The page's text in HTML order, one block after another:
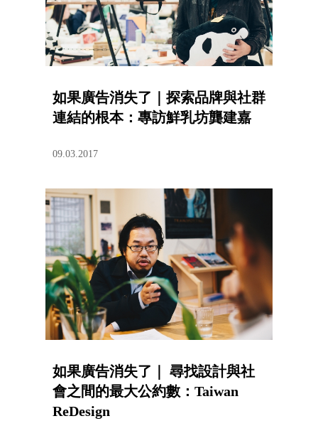
如果廣告消失了｜探索品牌與社群
連結的根本：專訪鮮乳坊龔建嘉
09.03.2017
如果廣告消失了｜ 尋找設計與社
會之間的最大公約數：Taiwan
ReDesign